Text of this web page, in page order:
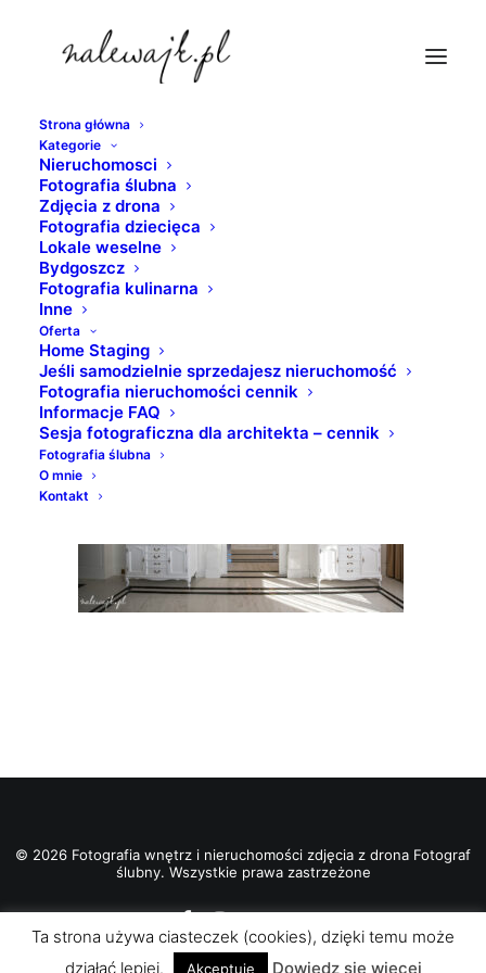
Strona główna
Kategorie
Nieruchomosci
Fotografia ślubna
Zdjęcia z drona
Fotografia dziecięca
Lokale weselne
Bydgoszcz
Fotografia kulinarna
Inne
Oferta
Home Staging
Jeśli samodzielnie sprzedajesz nieruchomość
Fotografia nieruchomości cennik
Informacje FAQ
Sesja fotograficzna dla architekta – cennik
Fotografia ślubna
O mnie
Kontakt
zdjecia-nieruchomosci-bydgoszcz
Jeśli samodzielnie sprzedajesz nieruchomość
zdjecia-nieruchomosci-bydgoszcz
© 2026 Fotografia wnętrz i nieruchomości zdjęcia z drona Fotograf
ślubny. Wszystkie prawa zastrzeżone
Ta strona używa ciasteczek (cookies), dzięki temu może
działać lepiej.
Akceptuje Dowiedz się więcej